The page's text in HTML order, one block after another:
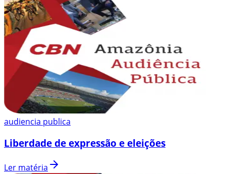
audiencia publica
Liberdade de expressão e eleições
Ler matéria